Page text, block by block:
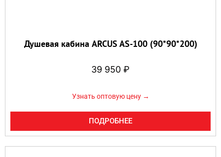
Душевая кабина ARCUS AS-100 (90*90*200)
39 950 ₽
Узнать оптовую цену →
ПОДРОБНЕЕ